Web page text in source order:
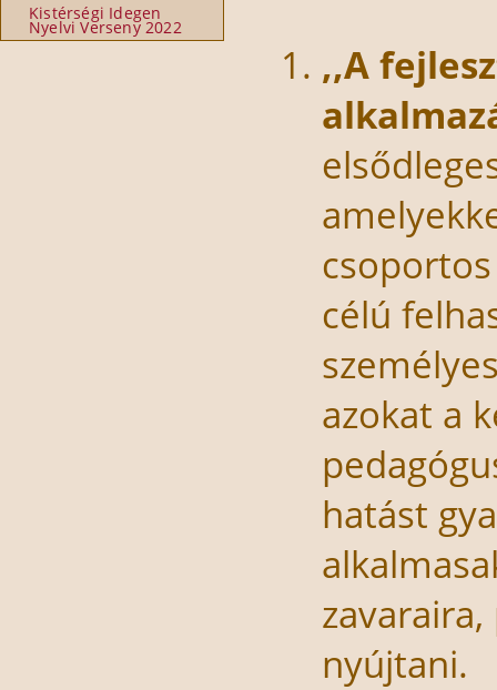
Kistérségi Idegen
Nyelvi Verseny 2022
,,A
célú
azokat a
hatást
nyújtani.